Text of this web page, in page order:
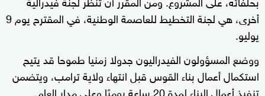
أخرى، هي لجنة التخطيط للعاصمة الوطنية، في المقترح يوم 9
يوليو.
ووضع المسؤولون الفيدراليون جدولا زمنيا طموحا قد يتيح
استكمال أعمال بناء القوس قبل انتهاء ولاية ترامب، ويتضمن
تنفيذ أعمال البناء لمدة 20 ساعة يوميًا وعلى مدار العام.